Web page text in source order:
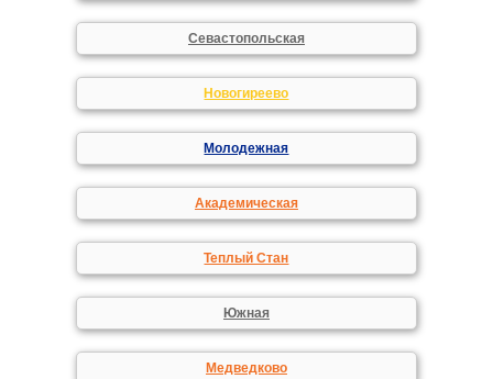
Севастопольская
Новогиреево
Молодежная
Академическая
Теплый Стан
Южная
Медведково